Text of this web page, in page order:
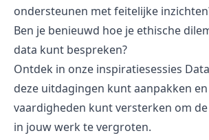
ondersteunen met feitelijke
Ben je benieuwd hoe je ethische
data kunt bespreken?
Ontdek in onze inspiratiesessies
deze uitdagingen kunt aanpakken
vaardigheden kunt versterken om
in jouw werk te vergroten.